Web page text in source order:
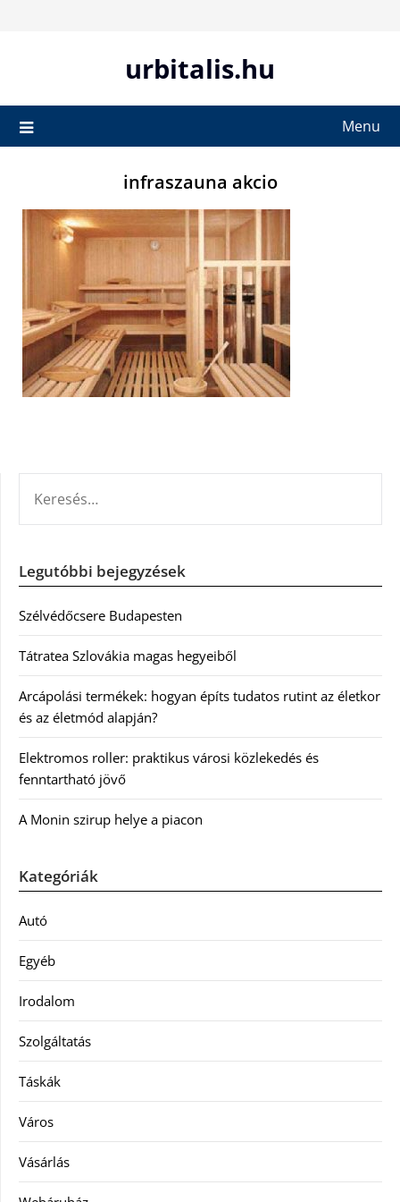
urbitalis.hu
Menu
infraszauna akcio
Legutóbbi bejegyzések
Szélvédőcsere Budapesten
Tátratea Szlovákia magas hegyeiből
Arcápolási termékek: hogyan építs tudatos rutint az életkor
és az életmód alapján?
Elektromos roller: praktikus városi közlekedés és
fenntartható jövő
A Monin szirup helye a piacon
Kategóriák
Autó
Egyéb
Irodalom
Szolgáltatás
Táskák
Város
Vásárlás